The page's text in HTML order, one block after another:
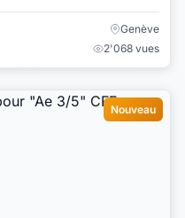
Genève
2'068 vues
Nouveau